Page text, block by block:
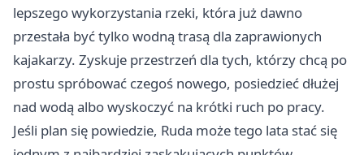
lepszego wykorzystania rzeki, która już dawno
przestała być tylko wodną trasą dla zaprawionych
kajakarzy. Zyskuje przestrzeń dla tych, którzy chcą po
prostu spróbować czegoś nowego, posiedzieć dłużej
nad wodą albo wyskoczyć na krótki ruch po pracy.
Jeśli plan się powiedzie, Ruda może tego lata stać się